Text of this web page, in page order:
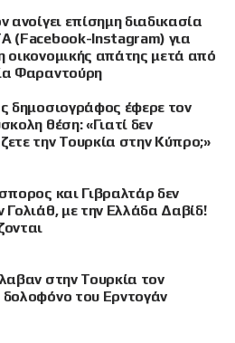
ανοίγει επίσημη διαδικασία
(Facebook-Instagram) για
οικονομικής απάτης μετά από
Φαραντούρη
δημοσιογράφος έφερε τον
θέση: «Γιατί δεν
την Τουρκία στην Κύπρο;»
και Γιβραλτάρ δεν
Γολιάθ, με την Ελλάδα Δαβίδ!
στην Τουρκία τον
του Ερντογάν